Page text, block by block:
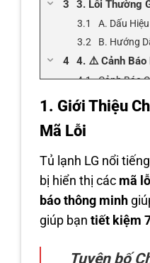
3. Lỗi Thường
A. Dấu
B. Hướng
4. ⚠️ Cảnh Báo
Cảnh Báo
Lỗi cần gọi
5. Danh Sách
6. Câu Hỏi
1. Giới Thiệu
Mã Lỗi
Tủ lạnh LG nổi
bị hiển thị các mã
báo thông minh
giúp bạntiết kiệm
Tuyên bố